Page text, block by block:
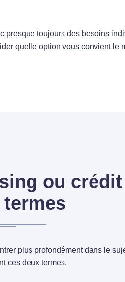
presque toujours des besoins
quelle option vous convient le
ou
termes
plus profondément dans le
ces deux termes.